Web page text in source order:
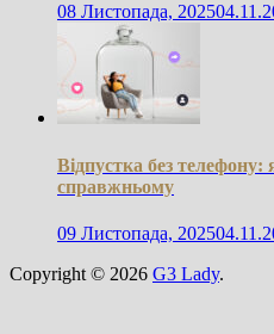
08 Листопада, 2025
Відпустка без
справжньому
09 Листопада, 2025
Copyright © 2026 G3 Lady.